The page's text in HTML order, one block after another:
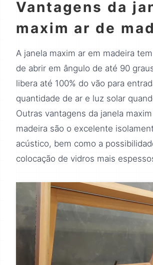
Vantagens da
maxim ar de
A janela maxim ar em madeira
de abrir em ângulo de até 90
libera até 100% do vão para
quantidade de ar e luz solar
Outras vantagens da janela
madeira são o excelente
acústico, bem como a
colocação de vidros mais